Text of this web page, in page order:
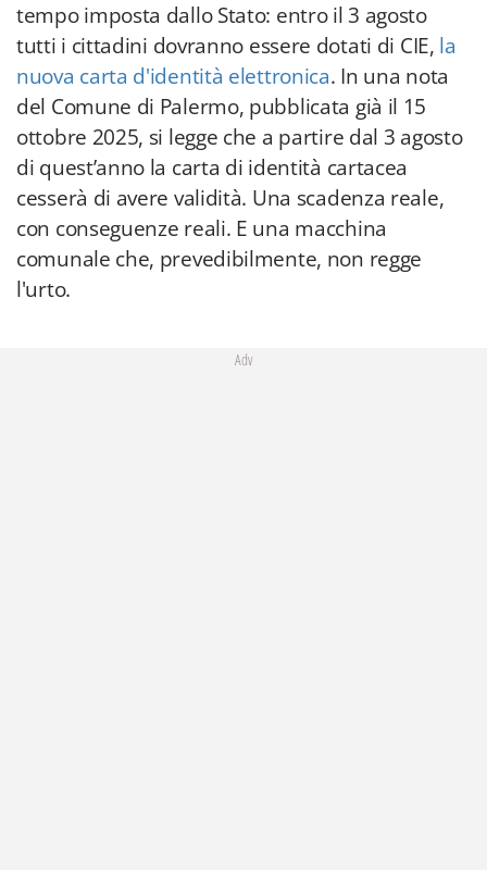
tempo imposta dallo Stato: entro il 3 agosto
tutti i cittadini dovranno essere dotati di CIE, la
nuova carta d'identità elettronica. In una nota
del Comune di Palermo, pubblicata già il 15
ottobre 2025, si legge che a partire dal 3 agosto
di quest’anno la carta di identità cartacea
cesserà di avere validità. Una scadenza reale,
con conseguenze reali. E una macchina
comunale che, prevedibilmente, non regge
l'urto.
Adv